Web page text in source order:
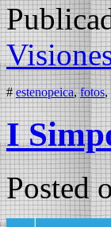
# estenopeica,fotos,
I
Posted